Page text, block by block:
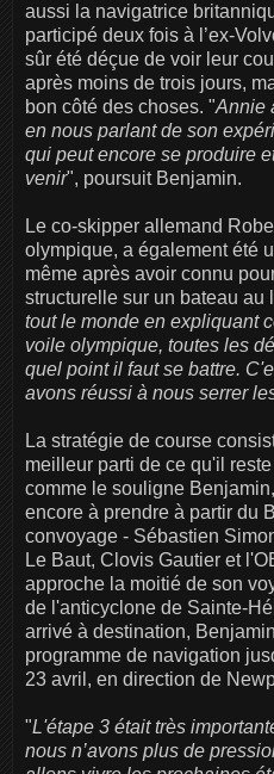
aussi la navigatrice
participé deux fois à l’ex-
sûr été déçue de voir leur
après moins de trois jours,
bon côté des choses. "Annie
en nous parlant de son
qui peut encore se produire
venir", poursuit Benjamin.
Le co-skipper allemand
olympique, a également été
même après avoir connu
structurelle sur un bateau au
tout le monde en expliquant
voile olympique, toutes les
quel point il faut se battre.
avons réussi à nous serrer
La stratégie de course
meilleur parti de ce qu'il
comme le souligne
encore à prendre à partir du
convoyage - Sébastien
Le Baut, Clovis Gautier et
approche la moitié de son
de l'anticyclone de Sainte-
arrivé à destination,
programme de navigation
23 avril, en direction de
"L'étape 3 était très
nous n’avons plus de